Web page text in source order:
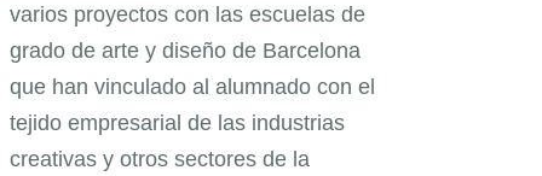
varios proyectos con las escuelas de
grado de arte y diseño de Barcelona
que han vinculado al alumnado con el
tejido empresarial de las industrias
creativas y otros sectores de la